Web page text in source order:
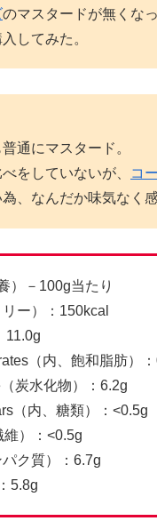
のマスタードが無くな
してみた。
通にマスタード。
をしていないが、
コ
、なんだか味気なく感
）－100g当たり
ー）：150kcal
11.0g
（内、飽和脂肪）
炭水化物）：6.2g
（内、糖類）：<0.5g
維）：<0.5g
ク質）：6.7g
5.8g